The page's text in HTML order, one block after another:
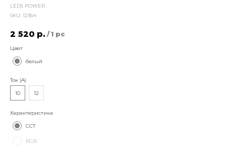
LEDS POWER
SKU: 12364
2 520 р. / 1 pc
Цвет
белый
Ток (А)
10
12
Характеристика
ССТ
RGB